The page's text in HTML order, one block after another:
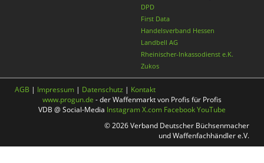
DPD
First Data
Handelsverband Hessen
Landbell AG
Rheinischer-Inkassodienst e.K.
Zukos
AGB | Impressum | Datenschutz | Kontakt
www.progun.de - der Waffenmarkt von Profis für Profis
VDB @ Social-Media InstagramX.com FacebookYouTube
© 2026 Verband Deutscher Büchsenmacher
und Waffenfachhändler e.V.